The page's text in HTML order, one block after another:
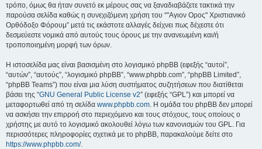
τρόπο, όμως θα ήταν συνετό εκ μέρους σας να ξαναδιαβάζετε τακτικά την
παρούσα σελίδα καθώς η συνεχιζόμενη χρήση του “"Αγιον Ορος" Χριστιανικό
Ορθόδοξο Φόρουμ” μετά τις εκάστοτε αλλαγές δείχνει πως δέχεστε ότι
δεσμεύεστε νομικά από αυτούς τους όρους με την ανανεωμένη και/ή
τροποποιημένη μορφή των όρων.
Η ιστοσελίδα μας είναι βασισμένη στο λογισμικό phpBB (εφεξής “αυτοί”,
“αυτών”, “αυτούς”, “λογισμικό phpBB”, “www.phpbb.com”, “phpBB Limited”,
“phpBB Teams”) που είναι μια λύση συστήματος συζητήσεων που διατίθεται
βάσει της “GNU General Public License v2” (εφεξής “GPL”) και μπορεί να
μεταφορτωθεί από τη σελίδα www.phpbb.com. Η ομάδα του phpBB δεν μπορεί
να ασκήσει την επιρροή στο περιεχόμενο και τους στόχους, τους οποίους ο
χρήστης με αυτό το λογισμικό ακολουθεί λόγω των κανονισμών του GPL. Για
περισσότερες πληροφορίες σχετικά με το phpBB, παρακαλούμε δείτε στο
https://www.phpbb.com/.